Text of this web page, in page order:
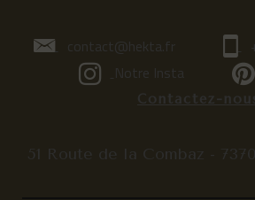
contact@hekta.fr
Notre Insta
Contactez-
51 Route de la Combaz -